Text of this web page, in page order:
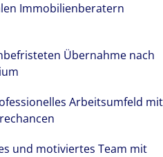
Immobilienberatern
Übernahme nach
Arbeitsumfeld mit
und motiviertes Team mit